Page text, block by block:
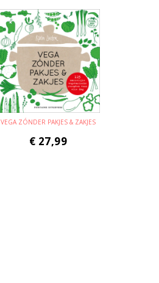
VEGA ZÓNDER PAKJES & ZAKJES
€ 27,99